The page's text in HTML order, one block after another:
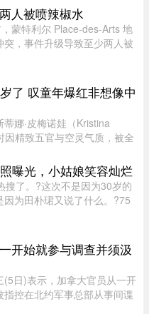
回国竟被无来由限制“10年
在日累 ...
人被喷辣椒水
蒙特利尔 Place-des-Arts 地
，事件升级导致至少两人被
警方 ...
了 叹童年爆红非想像中
娜·皮梅诺娃（Kristina
因精致五官与空灵气质，被全
后却伴随争议，她多次因拍
年孩童 ...
曝光，小姑娘笑容灿烂
搜了。?这次不是因为30岁的
为田朴珺又说了什么。?75
岩壁上 ...
开始就参与调查并须汲
(5日)表示，加拿大官员从一开
控在北约军事总部从事间谍